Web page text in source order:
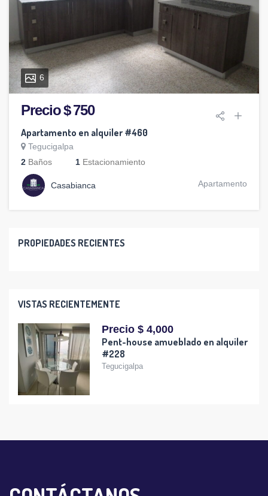
6
Precio $ 750
Apartamento en alquiler #460
Tegucigalpa
2 Baños 1 Estacionamiento
Casabianca Apartamento
PROPIEDADES RECIENTES
VISTAS RECIENTEMENTE
Precio $ 4,000
Pent-house amueblado en alquiler
#228
Tegucigalpa